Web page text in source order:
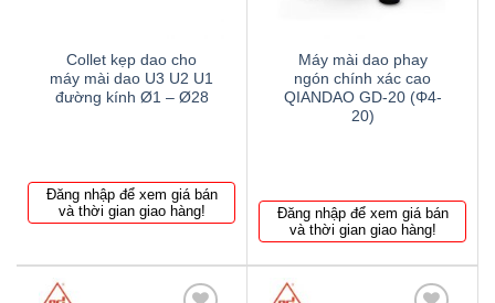
Collet kẹp dao cho
máy mài dao U3 U2 U1
đường kính Ø1 – Ø28
Đăng nhập để xem giá bán
và thời gian giao hàng!
Máy mài dao phay
ngón chính xác cao
QIANDAO GD-20 (Φ4-
20)
Đăng nhập để xem giá bán
và thời gian giao hàng!